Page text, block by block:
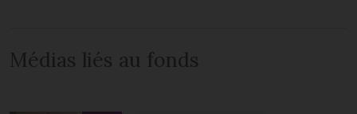
Médias liés au fonds